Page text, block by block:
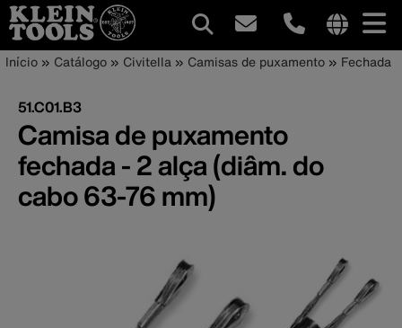
Pular
conteúdo
principal
site
Navegação
principal
Trilha
de
navegação
Início Catálogo Civitella Camisas de puxamento Fechada
51.C01.B3
Camisa de puxamento
fechada - 2 alça (diâm. do
cabo 63-76 mm)